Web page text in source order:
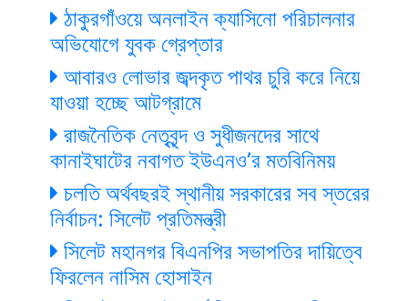
ঠাকুরগাঁওয়ে অনলাইন ক্যাসিনো পরিচালনার
অভিযোগে যুবক গ্রেপ্তার
আবারও লোভার জব্দকৃত পাথর চুরি করে নিয়ে
যাওয়া হচ্ছে আটগ্রামে
রাজনৈতিক নেতৃবৃন্দ ও সুধীজনদের সাথে
কানাইঘাটের নবাগত ইউএনও’র মতবিনিময়
চলতি অর্থবছরই স্থানীয় সরকারের সব স্তরের
নির্বাচন: সিলেট প্রতিমন্ত্রী
সিলেট মহানগর বিএনপির সভাপতির দায়িত্বে
ফিরলেন নাসিম হোসাইন